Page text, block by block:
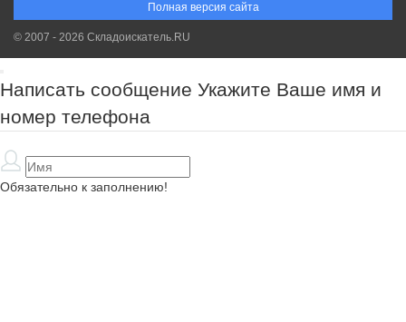
Полная версия сайта
© 2007 - 2026 Складоискатель.RU
Написать сообщение Укажите Ваше имя и
номер телефона
Обязательно к заполнению!